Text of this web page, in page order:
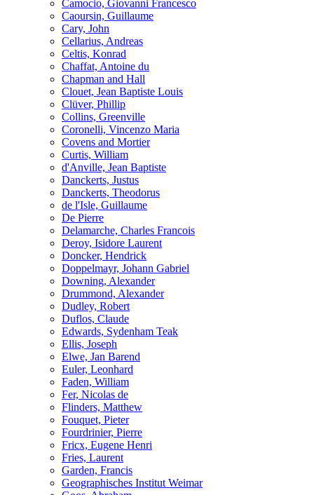
Camocio, Giovanni Francesco
Caoursin, Guillaume
Cary, John
Cellarius, Andreas
Celtis, Konrad
Chaffat, Antoine du
Chapman and Hall
Clouet, Jean Baptiste Louis
Clüver, Phillip
Collins, Greenville
Coronelli, Vincenzo Maria
Covens and Mortier
Curtis, William
d'Anville, Jean Baptiste
Danckerts, Justus
Danckerts, Theodorus
de l'Isle, Guillaume
De Pierre
Delamarche, Charles Francois
Deroy, Isidore Laurent
Doncker, Hendrick
Doppelmayr, Johann Gabriel
Downing, Alexander
Drummond, Alexander
Dudley, Robert
Duflos, Claude
Edwards, Sydenham Teak
Ellis, Joseph
Elwe, Jan Barend
Euler, Leonhard
Faden, William
Fer, Nicolas de
Flinders, Matthew
Fouquet, Pieter
Fourdrinier, Pierre
Fricx, Eugene Henri
Fries, Laurent
Garden, Francis
Geographisches Institut Weimar